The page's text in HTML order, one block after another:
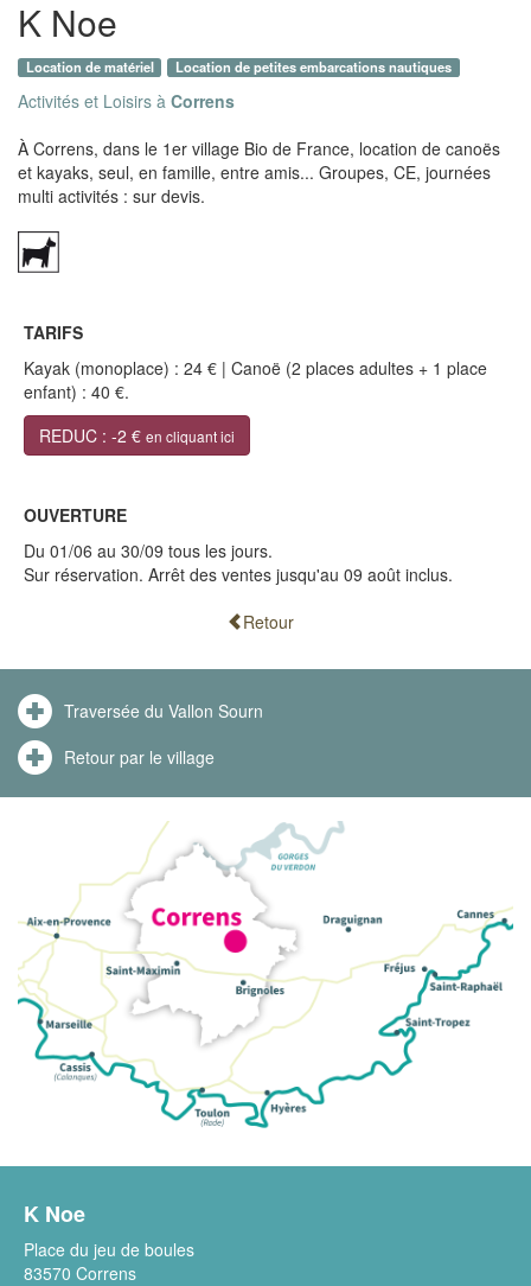
K Noe
Location de matériel Location de petites embarcations nautiques
Activités et Loisirs à Correns
À Correns, dans le 1er village Bio de France, location de canoës
et kayaks, seul, en famille, entre amis... Groupes, CE, journées
multi activités : sur devis.
TARIFS
Kayak (monoplace) : 24 € | Canoë (2 places adultes + 1 place
enfant) : 40 €.
REDUC : -2 € en cliquant ici
OUVERTURE
Du 01/06 au 30/09 tous les jours.
Sur réservation. Arrêt des ventes jusqu'au 09 août inclus.
Retour
Traversée du Vallon Sourn
Retour par le village
K Noe
Place du jeu de boules
83570 Correns